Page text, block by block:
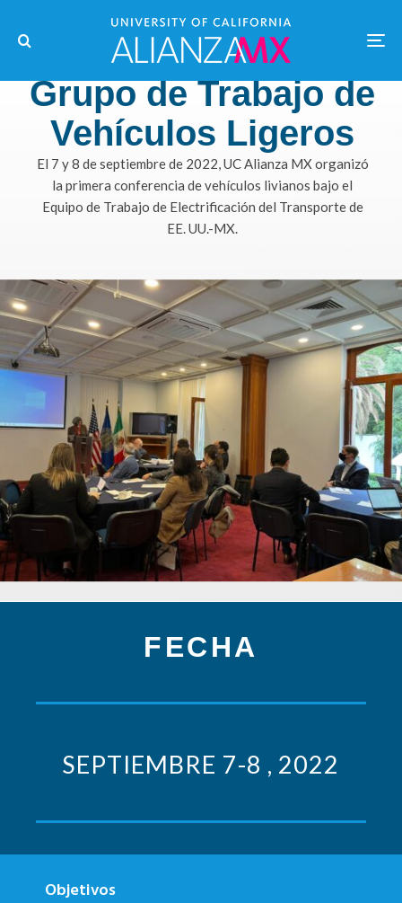
Grupo de Trabajo de
Vehículos Ligeros
El 7 y 8 de septiembre de 2022, UC Alianza MX organizó
la primera conferencia de vehículos livianos bajo el
Equipo de Trabajo de Electrificación del Transporte de
EE. UU.-MX.
FECHA
SEPTIEMBRE 7-8 , 2022
Objetivos